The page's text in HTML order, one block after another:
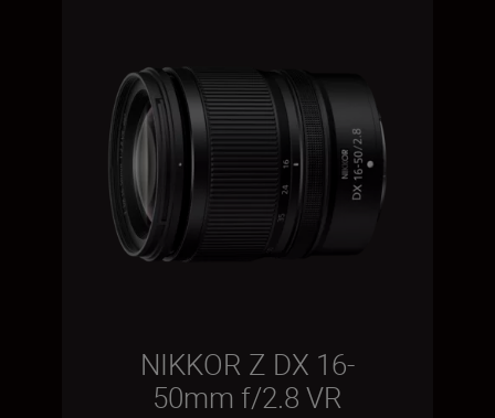
NIKKOR Z DX 16-
50mm f/2.8 VR